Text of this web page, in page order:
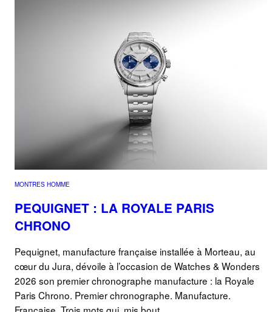
MONTRES HOMME
PEQUIGNET : LA ROYALE PARIS
CHRONO
Pequignet, manufacture française installée à Morteau, au
cœur du Jura, dévoile à l’occasion de Watches & Wonders
2026 son premier chronographe manufacture : la Royale
Paris Chrono. Premier chronographe. Manufacture.